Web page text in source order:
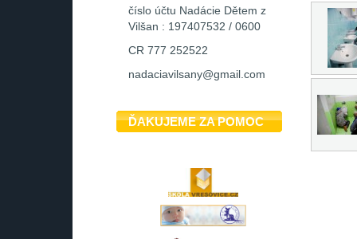
číslo účtu Nadácie Dětem z
Vilšan : 197407532 / 0600
CR 777 252522
nadaciavilsany@gmail.com
ĎAKUJEME ZA POMOC